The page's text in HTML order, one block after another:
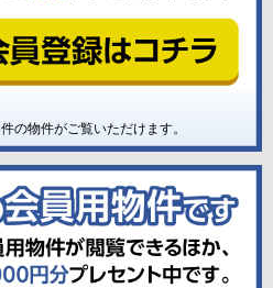
件の物件がご覧いただけます。